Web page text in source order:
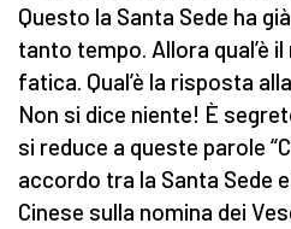
Questo la Santa Sede ha
tanto tempo. Allora qual’è
fatica. Qual’è la risposta
Non si dice niente! È
si reduce a queste parole
accordo tra la Santa Sede
Cinese sulla nomina dei